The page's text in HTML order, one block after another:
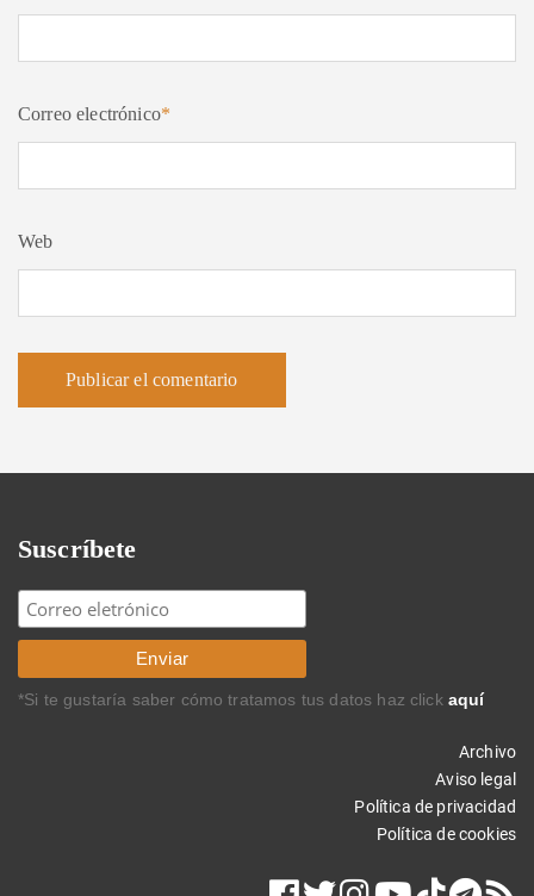
Correo electrónico*
Web
Suscríbete
*Si te gustaría saber cómo tratamos tus datos haz click aquí
Archivo
Aviso legal
Política de privacidad
Política de cookies